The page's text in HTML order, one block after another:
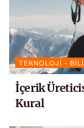
TEKNOLOJI -
İçerik
Kural